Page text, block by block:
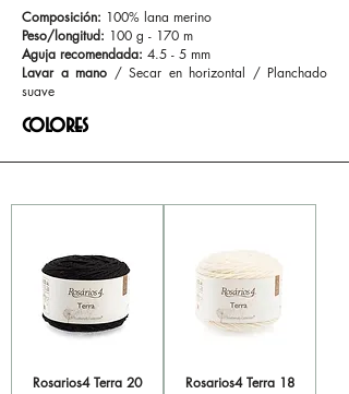
Composición: 100% lana merino
Peso/longitud: 100 g - 170 m
Aguja recomendada: 4.5 - 5 mm
Lavar a mano / Secar en horizontal / Planchado
suave
colores
Rosarios4 Terra 20 Rosarios4 Terra 18